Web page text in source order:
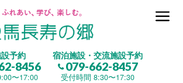
予約
8456
〜17:00
宿泊施設・交流施設予約
079-662-8457
受付時間 8:30〜17:30